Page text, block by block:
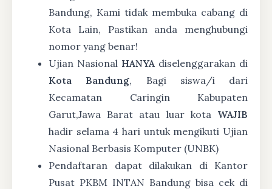
Bandung, Kami tidak membuka cabang di
Kota Lain, Pastikan anda menghubungi
nomor yang benar!
Ujian Nasional HANYA diselenggarakan di
Kota Bandung, Bagi siswa/i dari
Kecamatan Caringin Kabupaten
Garut,Jawa Barat atau luar kota WAJIB
hadir selama 4 hari untuk mengikuti Ujian
Nasional Berbasis Komputer (UNBK)
Pendaftaran dapat dilakukan di Kantor
Pusat PKBM INTAN Bandung bisa cek di